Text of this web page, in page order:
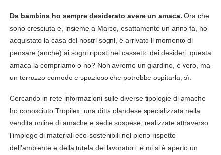
Da bambina ho sempre desiderato avere un amaca. Ora che
sono cresciuta e, insieme a Marco, esattamente un anno fa, ho
acquistato la casa dei nostri sogni, è arrivato il momento di
pensare (anche) ai sogni riposti nel cassetto dei desideri: questa
amaca la compriamo o no? Non avremo un giardino, è vero, ma
un terrazzo comodo e spazioso che potrebbe ospitarla, sì.
Cercando in rete informazioni sulle diverse tipologie di amache
ho conosciuto Tropilex, una ditta olandese specializzata nella
vendita online di amache e sedie sospese, realizzate attraverso
l’impiego di materiali eco-sostenibili nel pieno rispetto
dell’ambiente e della tutela dei lavoratori, e mi si è aperto un